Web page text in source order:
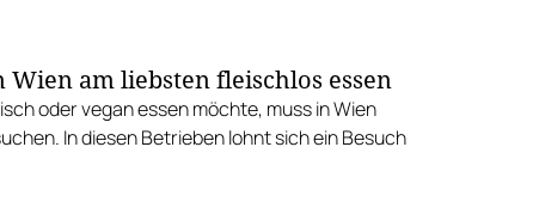
am liebsten fleischlos essen
oder vegan essen möchte, muss in Wien
In diesen Betrieben lohnt sich ein Besuch